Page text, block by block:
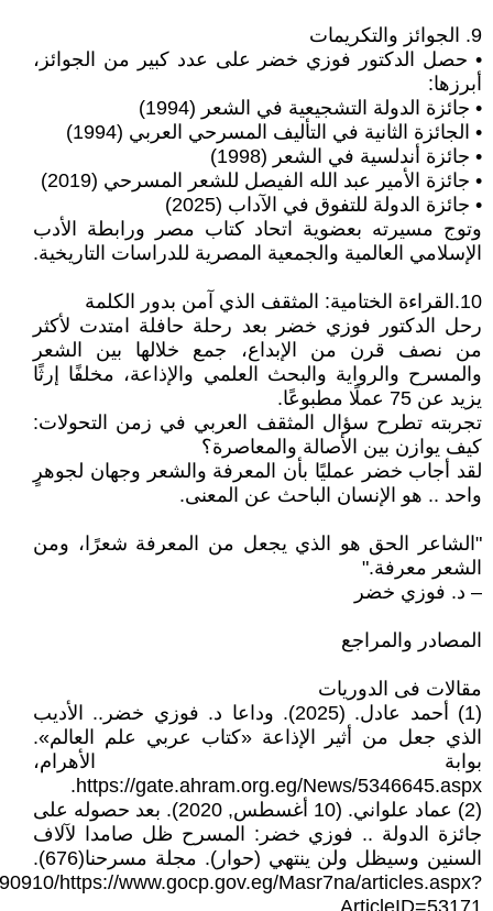
9. الجوائز والتكريمات
• حصل الدكتور فوزي خضر على عدد كبير من الجوائز،
أبرزها:
• جائزة الدولة التشجيعية في الشعر (1994)
• الجائزة الثانية في التأليف المسرحي العربي (1994)
• جائزة أندلسية في الشعر (1998)
• جائزة الأمير عبد الله الفيصل للشعر المسرحي (2019)
• جائزة الدولة للتفوق في الآداب (2025)
وتوج مسيرته بعضوية اتحاد كتاب مصر ورابطة الأدب
الإسلامي العالمية والجمعية المصرية للدراسات التاريخية.
10.القراءة الختامية: المثقف الذي آمن بدور الكلمة
رحل الدكتور فوزي خضر بعد رحلة حافلة امتدت لأكثر
من نصف قرن من الإبداع، جمع خلالها بين الشعر
والمسرح والرواية والبحث العلمي والإذاعة، مخلفًا إرثًا
يزيد عن 75 عملًا مطبوعًا.
تجربته تطرح سؤال المثقف العربي في زمن التحولات:
كيف يوازن بين الأصالة والمعاصرة؟
لقد أجاب خضر عمليًا بأن المعرفة والشعر وجهان لجوهرٍ
واحد .. هو الإنسان الباحث عن المعنى.
"الشاعر الحق هو الذي يجعل من المعرفة شعرًا، ومن
الشعر معرفة."
– د. فوزي خضر
المصادر والمراجع
مقالات فى الدوريات
(1) أحمد عادل. (2025). وداعا د. فوزي خضر.. الأديب
الذي جعل من أثير الإذاعة «كتاب عربي علم العالم».
بوابة الأهرام،
https://gate.ahram.org.eg/News/5346645.aspx.
(2) عماد علواني. (10 أغسطس, 2020). بعد حصوله على
جائزة الدولة .. فوزي خضر: المسرح ظل صامدا لآلاف
السنين وسيظل ولن ينتهي (حوار). مجلة مسرحنا(676).
https://www.gocp.gov.eg/Masr7na/articles.aspx?